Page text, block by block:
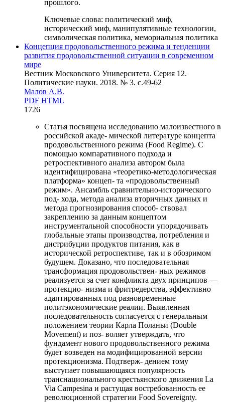
прошлого.
Ключевые слова: политический миф,
исторический миф, манипулятивные технологии,
символическая политика, мемориальная политика
Концепция продовольственного режима и тенденции
развития продовольственной ситуации в современном
мире
Вестник Московского Университета. Серия 12.
Политические науки. 2018. № 3. c.49-62
Малов А.В.
PDF HTML
1726
Статья посвящена исследованию малоизвестного в
российской акаде- мической литературе концепта
продовольственного режима (Food Regime). С
помощью компаративного подхода и
ретроспективного анализа автором была
идентифицирована «теоретико-методологическая
платформа» концеп- та «продовольственный
режим». Ансамбль сравнительно-исторического
под- хода, метода анализа вторичных данных и
метода прогнозирования способ- ствовал
закреплению за данным концептом
инструментальной способности упорядочивать
глобальные этапы производства, потребления и
дистрибуции продуктов питания, как в
исторической ретроспективе, так и в обозримом
будущем. Доказано, что последовательная
трансформация продовольствен- ных режимов
реализуется за счет конфликта двух принципов —
протекцио- низма и фритредерства, эффективно
адаптированных под разновременные
политэкономические реалии. Выявленная
последовательность согласуется с генеральным
положением теории Карла Поланьи (Double
Movement) и поз- воляет утверждать, что
фундамент нового продовольственного режима
будет возведен на модифицированной версии
протекционизма. Подтверж- дением тому
выступает повышающаяся популярность
транснационального крестьянского движения La
Via Campesina и растущая востребованность ее
революционной стратегии Food Sovereignty.